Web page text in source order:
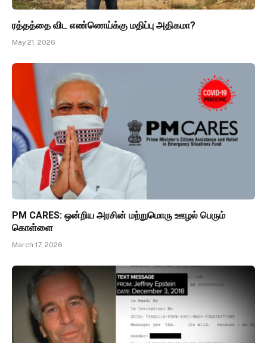
ரத்தத்தை விட எண்ணெய்க்கு மதிப்பு அதிகமா?
May 21, 2026
PM CARES: ஒன்றிய அரசின் மற்றுமொரு ஊழல் பெரும்
கொள்ளை
March 17, 2026